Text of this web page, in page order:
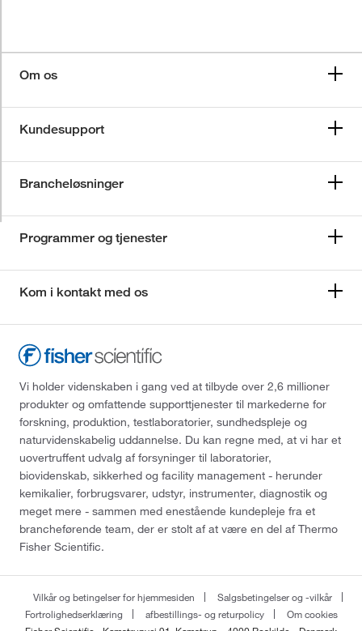
Om os
Kundesupport
Brancheløsninger
Programmer og tjenester
Kom i kontakt med os
Vi holder videnskaben i gang ved at tilbyde over 2,6 millioner
produkter og omfattende supporttjenester til markederne for
forskning, produktion, testlaboratorier, sundhedspleje og
naturvidenskabelig uddannelse. Du kan regne med, at vi har et
uovertruffent udvalg af forsyninger til laboratorier,
biovidenskab, sikkerhed og facility management - herunder
kemikalier, forbrugsvarer, udstyr, instrumenter, diagnostik og
meget mere - sammen med enestående kundepleje fra et
brancheførende team, der er stolt af at være en del af Thermo
Fisher Scientific.
Vilkår og betingelser for hjemmesiden
Salgsbetingelser og -vilkår
Fortrolighedserklæring
afbestillings- og returpolicy
Om cookies